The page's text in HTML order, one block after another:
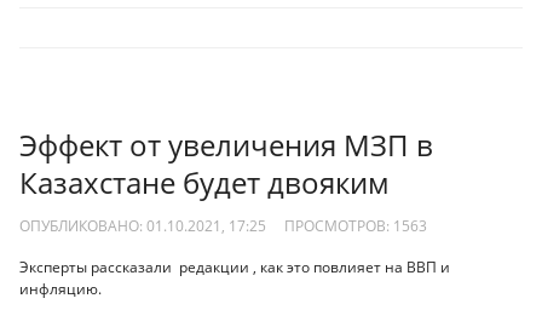
Эффект от увеличения МЗП в
Казахстане будет двояким
ОПУБЛИКОВАНО: 01.10.2021, 17:25 ПРОСМОТРОВ: 1563
Эксперты рассказали редакции , как это повлияет на ВВП и
инфляцию.